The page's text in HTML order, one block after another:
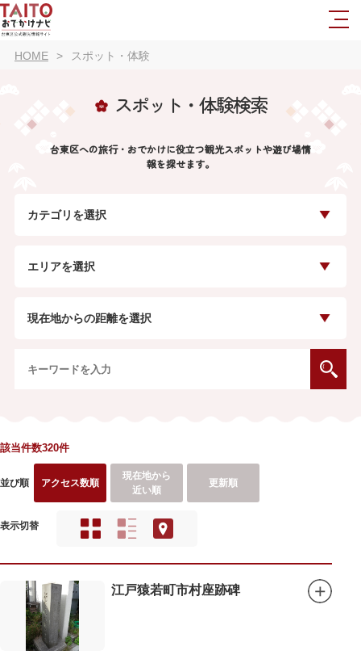
HOME スポット・体験
スポット・体験検索
台東区への旅行・おでかけに役立つ観光スポットや遊び場情
報を探せます。
カテゴリを選択
エリアを選択
現在地からの距離を選択
該当件数320件
並び順 アクセス数順
現在地から
近い順
更新順
表示切替
江戸猿若町市村座跡碑